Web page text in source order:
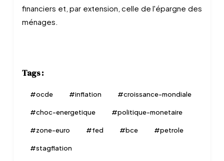
financiers et, par extension, celle de l'épargne des
ménages.
Tags :
#ocde #inflation #croissance-mondiale
#choc-energetique #politique-monetaire
#zone-euro #fed #bce #petrole
#stagflation